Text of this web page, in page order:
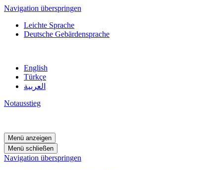
Navigation überspringen
Leichte Sprache
Deutsche Gebärdensprache
English
Türkçe
العربية
Notausstieg
Menü anzeigen
Menü schließen
Navigation überspringen